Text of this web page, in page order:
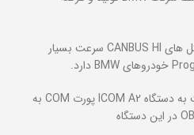
ICOM A3 با پوشش دهی پروتکل های CANBUS HI سرعت بسیار
از مزایای دیاگ ICOM A3 نسبت به دستگاه ICOM A2 پورت COM به